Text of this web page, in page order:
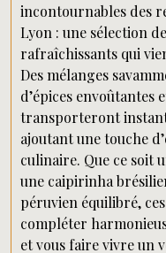
incontournables des
Lyon : une sélection
rafraîchissants qui
Des mélanges
d’épices envoûtantes
transporteront
ajoutant une touche
culinaire. Que ce soit
une caipirinha
péruvien équilibré,
compléter
et vous faire vivre un